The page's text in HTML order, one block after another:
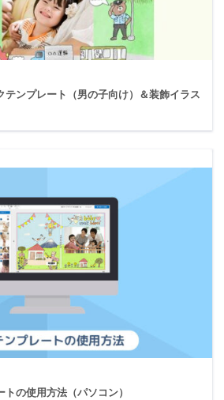
テンプレート（男の子向け）＆装飾イラス
の使用方法（パソコン）